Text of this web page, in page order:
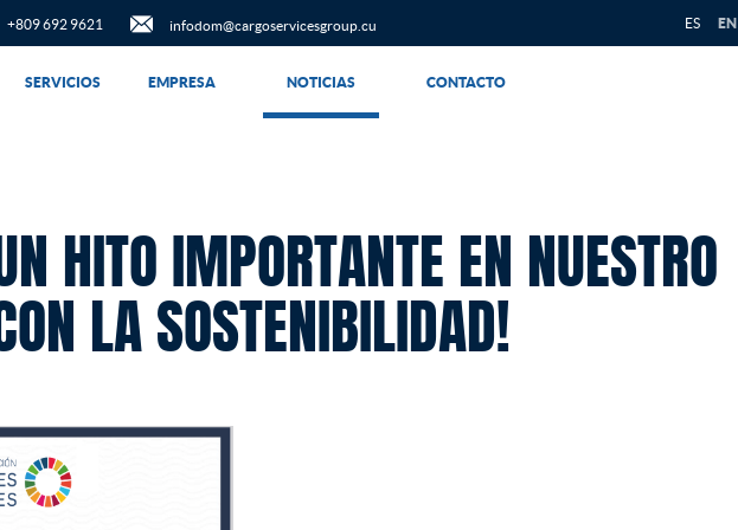
+809 692 9621 infodom@cargoservicesgroup.cu ES EN
SERVICIOS EMPRESA NOTICIAS CONTACTO
HITO IMPORTANTE EN NUESTRO
LA SOSTENIBILIDAD!